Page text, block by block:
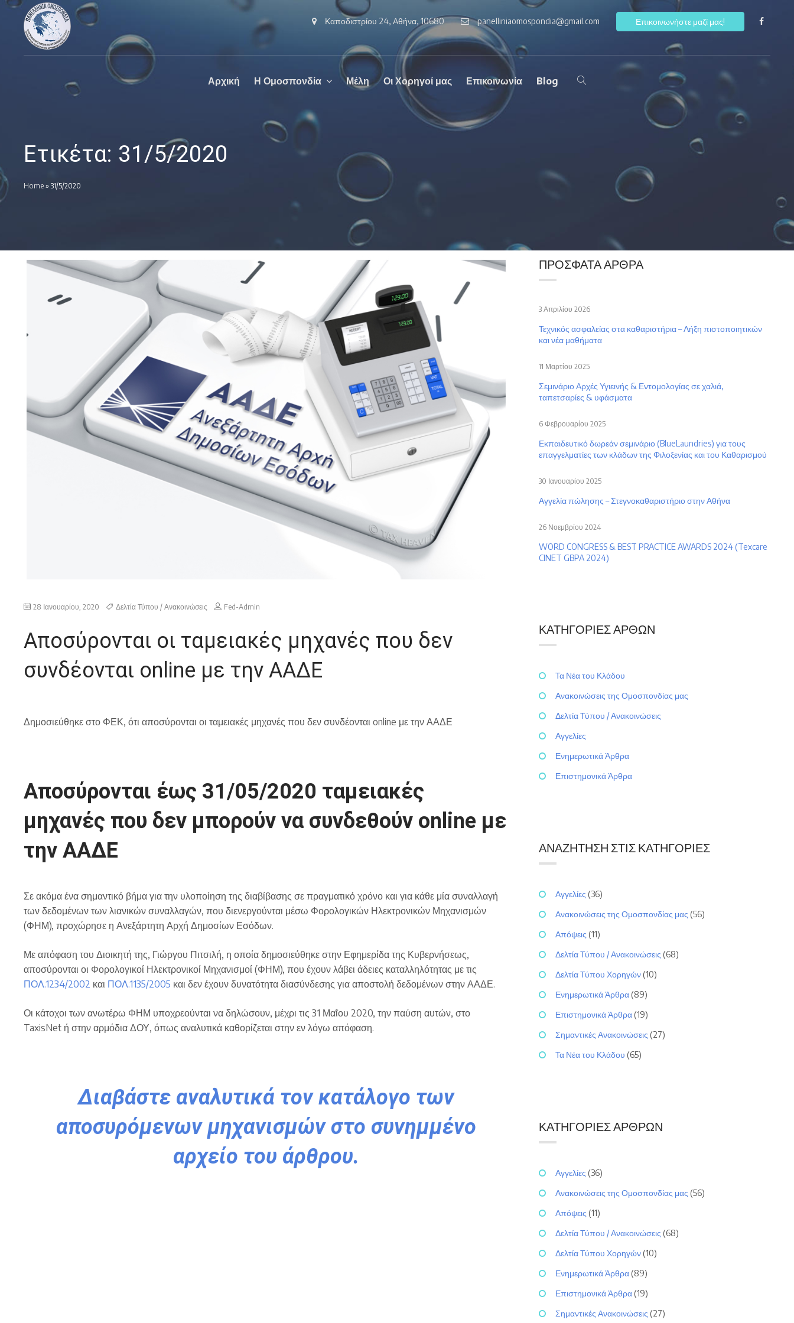
Πανελλήνια
Ομοσπονδία
Καθαριστηρίων
Ο επίσημος
ιστοχώρος της
Πανελλήνια
Ομοσπονδία
Καποδιστρίου 24, Αθήνα, 10680 panelliniaomospondia@gmail.com Επικοινωνήστε μαζί μας!
Αρχική Η Ομοσπονδία Μέλη Οι Χορηγοί μας Επικοινωνία Blog
Ετικέτα: 31/5/2020
Home » 31/5/2020
28 Ιανουαρίου, 2020 Δελτία Τύπου / Ανακοινώσεις Fed-Admin
Απoσύρονται οι ταμειακές μηχανές που δεν
συνδέονται online με την ΑΑΔΕ
Δημοσιεύθηκε στο ΦΕΚ, ότι αποσύρονται οι ταμειακές μηχανές που δεν συνδέονται online με την ΑΑΔΕ
Απoσύρονται έως 31/05/2020 ταμειακές
μηχανές που δεν μπορούν να συνδεθούν online με
την ΑΑΔΕ
Σε ακόμα ένα σημαντικό βήμα για την υλοποίηση της διαβίβασης σε πραγματικό χρόνο και για κάθε μία συναλλαγή
των δεδομένων των λιανικών συναλλαγών, που διενεργούνται μέσω Φορολογικών Ηλεκτρονικών Μηχανισμών
(ΦΗΜ), προχώρησε η Ανεξάρτητη Αρχή Δημοσίων Εσόδων.
Με απόφαση του Διοικητή της, Γιώργου Πιτσιλή, η οποία δημοσιεύθηκε στην Εφημερίδα της Κυβερνήσεως,
αποσύρονται οι Φορολογικοί Ηλεκτρονικοί Μηχανισμοί (ΦΗΜ), που έχουν λάβει άδειες καταλληλότητας με τις
ΠΟΛ.1234/2002 και ΠΟΛ.1135/2005 και δεν έχουν δυνατότητα διασύνδεσης για αποστολή δεδομένων στην ΑΑΔΕ.
Οι κάτοχοι των ανωτέρω ΦΗΜ υποχρεούνται να δηλώσουν, μέχρι τις 31 Μαΐου 2020, την παύση αυτών, στο
TaxisNet ή στην αρμόδια ΔΟΥ, όπως αναλυτικά καθορίζεται στην εν λόγω απόφαση.
Διαβάστε αναλυτικά τον κατάλογο των
αποσυρόμενων μηχανισμών στο συνημμένο
αρχείο του άρθρου.
ΠΡΌΣΦΑΤΑ ΆΡΘΡΑ
Τεχνικός ασφαλείας στα καθαριστήρια – Λήξη πιστοποιητικών
και νέα μαθήματα
3 Απριλίου 2026
Σεμινάριο Αρχές Υγιεινής & Εντομολογίας σε χαλιά,
ταπετσαρίες & υφάσματα
11 Μαρτίου 2025
Εκπαιδευτικό δωρεάν σεμινάριο (BlueLaundries) για τους
επαγγελματίες των κλάδων της Φιλοξενίας και του Καθαρισμού
6 Φεβρουαρίου 2025
Αγγελία πώλησης – Στεγνοκαθαριστήριο στην Αθήνα
30 Ιανουαρίου 2025
WORD CONGRESS & BEST PRACTICE AWARDS 2024 (Texcare
CINET GBPA 2024)
26 Νοεμβρίου 2024
ΚΑΤΗΓΟΡΊΕΣ ΆΡΘΩΝ
Τα Νέα του Κλάδου
Ανακοινώσεις της Ομοσπονδίας μας
Δελτία Τύπου / Ανακοινώσεις
Αγγελίες
Ενημερωτικά Άρθρα
Επιστημονικά Άρθρα
ΑΝΑΖΉΤΗΣΗ ΣΤΙΣ ΚΑΤΗΓΟΡΊΕΣ
Αγγελίες (36)
Ανακοινώσεις της Ομοσπονδίας μας (56)
Απόψεις (11)
Δελτία Τύπου / Ανακοινώσεις (68)
Δελτία Τύπου Χορηγών (10)
Ενημερωτικά Άρθρα (89)
Επιστημονικά Άρθρα (19)
Σημαντικές Ανακοινώσεις (27)
Τα Νέα του Κλάδου (65)
ΚΑΤΗΓΟΡΊΕΣ ΆΡΘΡΩΝ
Αγγελίες (36)
Ανακοινώσεις της Ομοσπονδίας μας (56)
Απόψεις (11)
Δελτία Τύπου / Ανακοινώσεις (68)
Δελτία Τύπου Χορηγών (10)
Ενημερωτικά Άρθρα (89)
Επιστημονικά Άρθρα (19)
Σημαντικές Ανακοινώσεις (27)